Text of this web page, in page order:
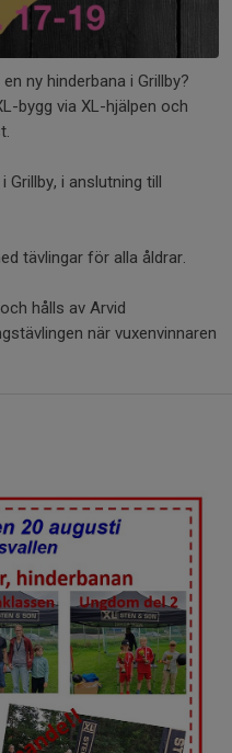
ny hinderbana i Grillby?
bygg via XL-hjälpen och
Grillby, i anslutning till
tävlingar för alla åldrar.
hålls av Arvid
när vuxenvinnaren